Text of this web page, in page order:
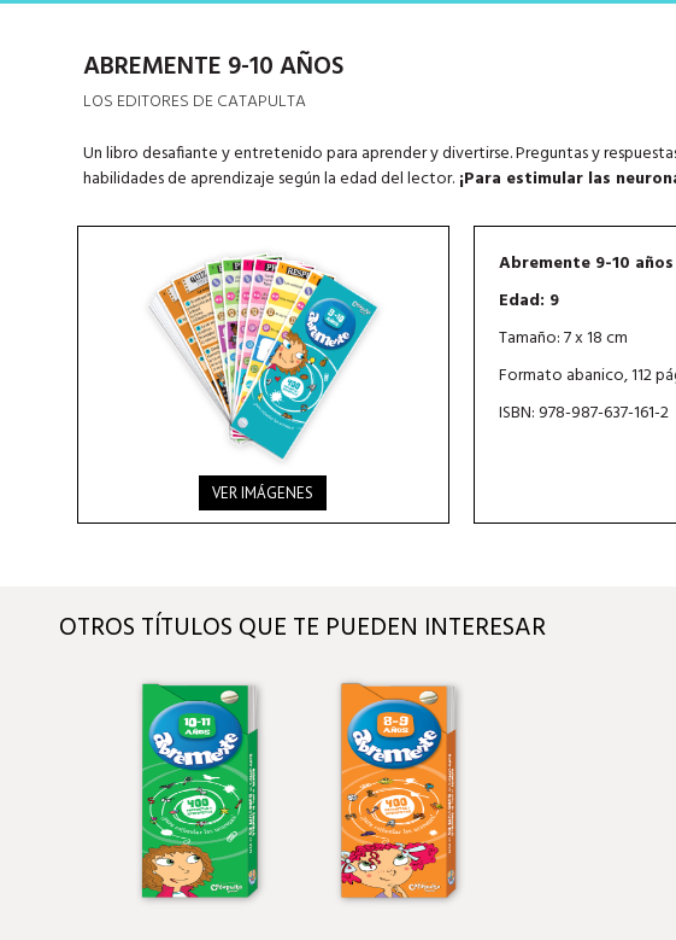
ABREMENTE 9-10 AÑOS
LOS EDITORES DE CATAPULTA
Un libro desafiante y entretenido para aprender y divertirse. Preguntas y
habilidades de aprendizaje según la edad del lector.¡Para estimular las
VER IMÁGENES
Abremente 9-10 años
Edad: 9
Tamaño: 7 x 18 cm
Formato abanico, 112
ISBN: 978-987-637-161-2
OTROS TÍTULOS QUE TE PUEDEN INTERESAR